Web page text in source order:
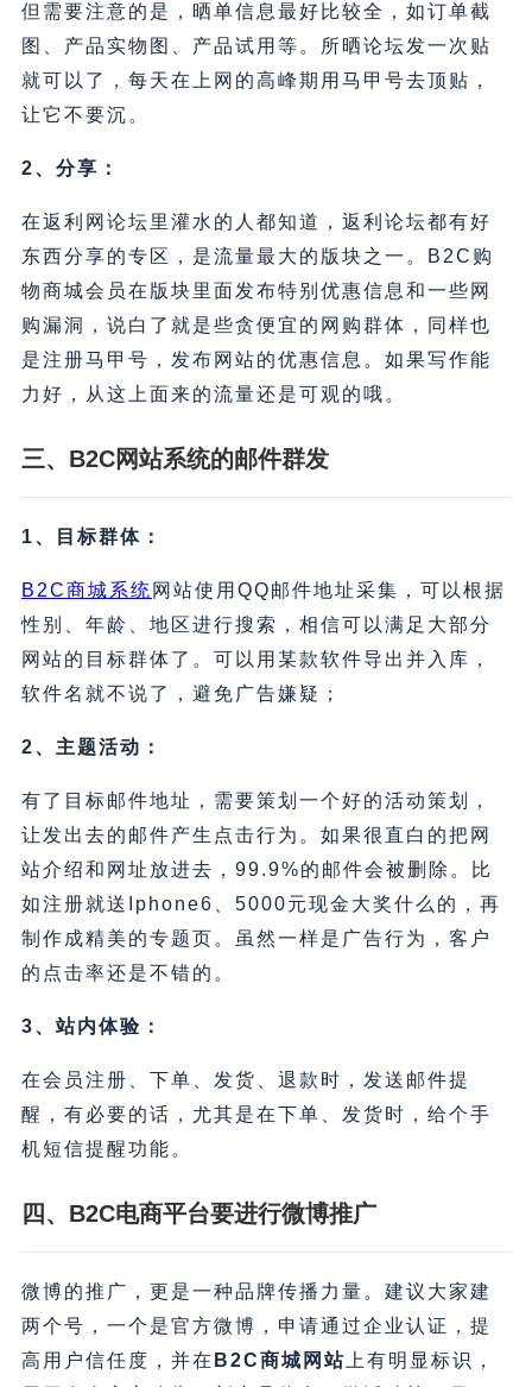
但需要注意的是，晒单信息最好比较全，如订单截
图、产品实物图、产品试用等。所晒论坛发一次贴
就可以了，每天在上网的高峰期用马甲号去顶贴，
让它不要沉。
2、分享：
在返利网论坛里灌水的人都知道，返利论坛都有好
东西分享的专区，是流量最大的版块之一。B2C购
物商城会员在版块里面发布特别优惠信息和一些网
购漏洞，说白了就是些贪便宜的网购群体，同样也
是注册马甲号，发布网站的优惠信息。如果写作能
力好，从这上面来的流量还是可观的哦。
三、B2C网站系统的邮件群发
1、目标群体：
B2C商城系统 网站使用QQ邮件地址采集，可以根据
性别、年龄、地区进行搜索，相信可以满足大部分
网站的目标群体了。可以用某款软件导出并入库，
软件名就不说了，避免广告嫌疑；
2、主题活动：
有了目标邮件地址，需要策划一个好的活动策划，
让发出去的邮件产生点击行为。如果很直白的把网
站介绍和网址放进去，99.9%的邮件会被删除。比
如注册就送Iphone6、5000元现金大奖什么的，再
制作成精美的专题页。虽然一样是广告行为，客户
的点击率还是不错的。
3、站内体验：
在会员注册、下单、发货、退款时，发送邮件提
醒，有必要的话，尤其是在下单、发货时，给个手
机短信提醒功能。
四、B2C电商平台要进行微博推广
微博的推广，更是一种品牌传播力量。建议大家建
两个号，一个是官方微博，申请通过企业认证，提
高用户信任度，并在 B2C商城网站 上有明显标识，